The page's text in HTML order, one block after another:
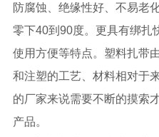
防腐蚀、绝缘性好、不易老
零下40到90度。更具有绑扎
使用方便等特点。塑料扎带
和注塑的工艺、材料相对于
的厂家来说需要不断的摸索
产品。